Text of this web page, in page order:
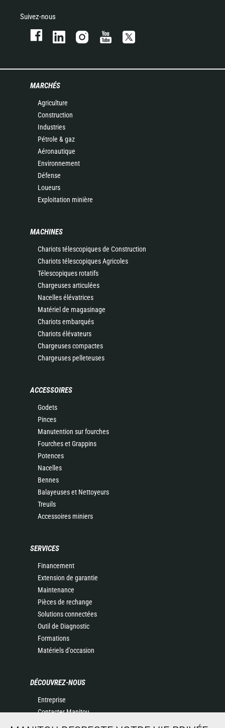
Suivez-nous
MARCHÉS
Agriculture
Construction
Industries
Pétrole & gaz
Aéronautique
Environnement
Défense
Loueurs
Exploitation minière
MACHINES
Chariots télescopiques de Construction
Chariots télescopiques Agricoles
Télescopiques rotatifs
Chargeuses articulées
Nacelles élévatrices
Matériel de magasinage
Chariots embarqués
Chariots élévateurs
Chargeuses compactes
Chargeuses pelleteuses
ACCESSOIRES
Godets
Pinces
Manutention sur fourches
Fourches et Grappins
Potences
Nacelles
Bennes
Balayeuses et Nettoyeurs
Treuils
Accessoires miniers
SERVICES
Financement
Extension de garantie
Maintenance
Pièces de rechange
Solutions connectées
Outil de Diagnostic
Formations
Matériels d'occasion
DÉCOUVREZ-NOUS
Entreprise
Contacter Manitou